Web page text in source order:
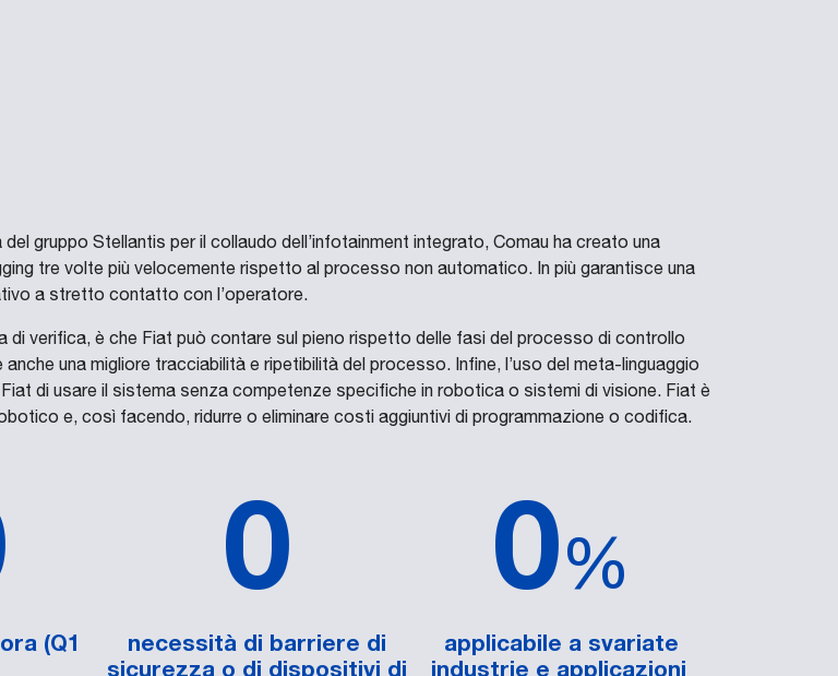
gruppo Stellantis per il collaudo dell’infotainment integrato, Comau ha creato una
tre volte più velocemente rispetto al processo non automatico. In più garantisce una
a stretto contatto con l’operatore.
di verifica, è che Fiat può contare sul pieno rispetto delle fasi del processo di controllo
una migliore tracciabilità e ripetibilità del processo. Infine, l’uso del meta-linguaggio
di usare il sistema senza competenze specifiche in robotica o sistemi di visione. Fiat è
e, così facendo, ridurre o eliminare costi aggiuntivi di programmazione o codifica.
(Q1
0
necessità di barriere di
sicurezza o di dispositivi di
0%
applicabile a svariate
industrie e applicazioni